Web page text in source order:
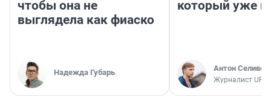
чтобы она не
выглядела как фиаско
Надежда Губарь
который уже
Антон
Журналист